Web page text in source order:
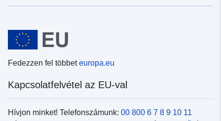
Fedezzen fel többeteuropa.eu
Kapcsolatfelvétel az EU-val
Hívjon minket! Telefonszámunk: 00 800 6 7 8 9 10 11